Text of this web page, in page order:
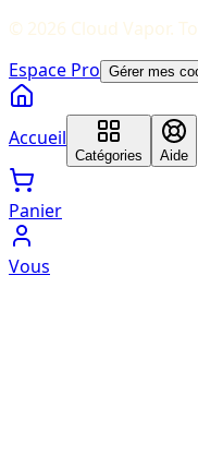
© 2026 Cloud Vapor.
Espace Pro Gérer mes
Accueil
Catégories Aide
Panier
Vous